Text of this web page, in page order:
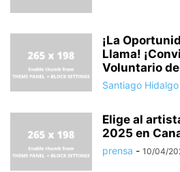
¡La
Llama!
Voluntario
Santiago Hidalgo
Elige al
2025 en
prensa - 10/04/